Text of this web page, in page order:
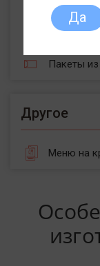
Пакеты
Пакеты
Другое
Меню на
Да